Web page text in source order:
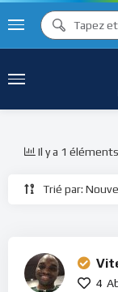
Trié par:
Il y a 1
4